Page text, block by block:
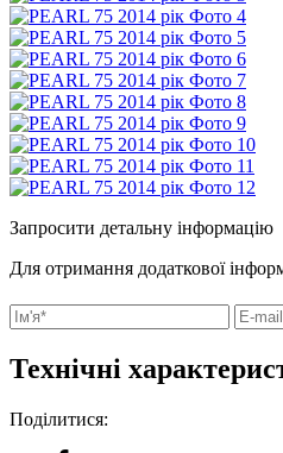
Запросити детальну інформацію
Для отримання додаткової
Технічні
Поділитися: